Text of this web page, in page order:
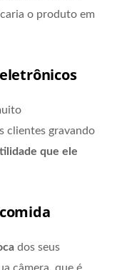
o produto em
clientes gravando
que ele
dos seus